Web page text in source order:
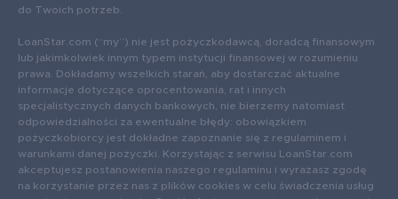
do Twoich potrzeb.
LoanStar.com (“my”) nie jest pożyczkodawcą, doradcą finansowym
lub jakimkolwiek innym typem instytucji finansowej w rozumieniu
prawa. Dokładamy wszelkich starań, aby dostarczać aktualne
informacje dotyczące oprocentowania, rat i innych
specjalistycznych danych bankowych, nie bierzemy natomiast
odpowiedzialności za ewentualne błędy: obowiązkiem
pożyczkobiorcy jest dokładne zapoznanie się z regulaminem i
warunkami danej pożyczki. Korzystając z serwisu LoanStar.com
akceptujesz postanowienia naszego regulaminu i wyrażasz zgodę
na korzystanie przez nas z plików cookies w celu świadczenia usług